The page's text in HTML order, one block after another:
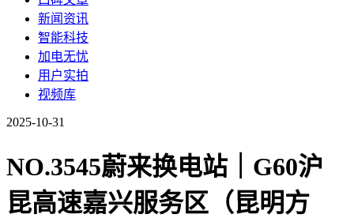
新闻资讯
智能科技
加电无忧
用户实拍
视频库
2025-10-31
NO.3545蔚来换电站｜G60沪
昆高速嘉兴服务区（昆明方